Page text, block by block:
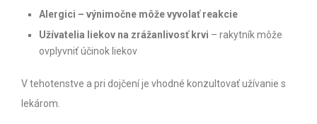
Alergici – výnimočne môže vyvolať reakcie
Užívatelia liekov na zrážanlivosť krvi – rakytník môže
ovplyvniť účinok liekov
V tehotenstve a pri dojčení je vhodné konzultovať užívanie s
lekárom.